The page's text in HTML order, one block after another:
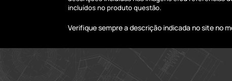
incluídos no produto questão.
Verifique sempre a descrição indicada no site no